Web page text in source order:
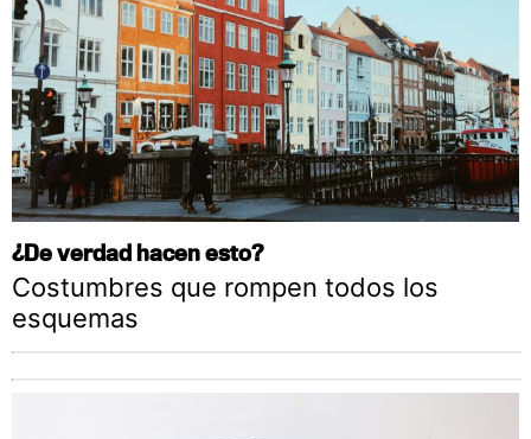
¿De verdad hacen esto?
Costumbres que rompen todos los
esquemas